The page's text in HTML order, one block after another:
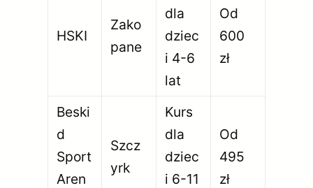
HSKI
Zako
pane
dla
dziec
i 4-6
lat
Od
600
zł
Beski
d
Sport
Aren
Szcz
yrk
Kurs
dla
dziec
i 6-11
Od
495
zł